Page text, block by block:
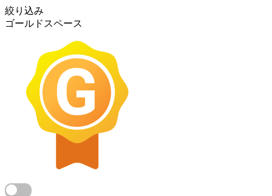
絞り込み
ゴールドスペース